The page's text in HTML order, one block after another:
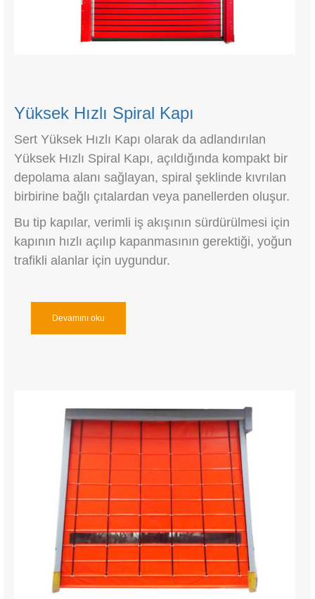
Yüksek Hızlı Spiral Kapı
Sert Yüksek Hızlı Kapı olarak da adlandırılan
Yüksek Hızlı Spiral Kapı, açıldığında kompakt bir
depolama alanı sağlayan, spiral şeklinde kıvrılan
birbirine bağlı çıtalardan veya panellerden oluşur.
Bu tip kapılar, verimli iş akışının sürdürülmesi için
kapının hızlı açılıp kapanmasının gerektiği, yoğun
trafikli alanlar için uygundur.
Devamını oku